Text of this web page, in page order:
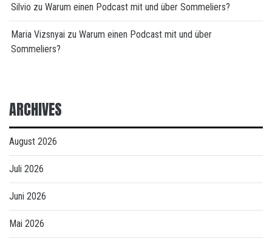
Silvio zu Warum einen Podcast mit und über Sommeliers?
Maria Vizsnyai zu Warum einen Podcast mit und über
Sommeliers?
ARCHIVES
August 2026
Juli 2026
Juni 2026
Mai 2026